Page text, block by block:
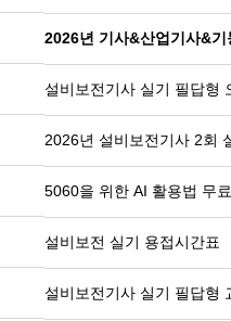
2026년 기사&산업기사&기
설비보전기사 실기 필답형
2026년 설비보전기사 2회
5060을 위한 AI 활용법 무
설비보전 실기 용접시간표
설비보전기사 실기 필답형